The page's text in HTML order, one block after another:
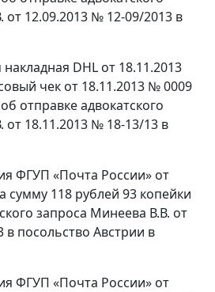
12.09.2013 № 12-09/2013 в
DHL от 18.11.2013
чек от 18.11.2013 № 0009
отправке адвокатского
от 18.11.2013 № 18-13/13 в
ФГУП «Почта России» от
сумму 118 рублей 93 копейки
запроса Минеева В.В. от
посольство Австрии в
ФГУП «Почта России» от